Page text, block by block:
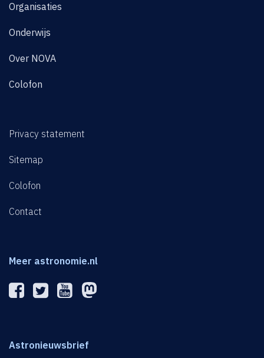
Organisaties
Onderwijs
Over NOVA
Colofon
Privacy statement
Sitemap
Colofon
Contact
Meer astronomie.nl
Astronieuwsbrief